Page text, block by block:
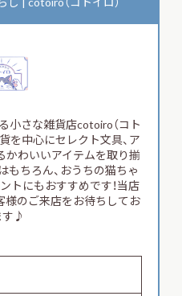
小さな雑貨店cotoiro（コト
を中心にセレクト文具、ア
かわいいアイテムを取り揃
もちろん、おうちの猫ちゃ
トにもおすすめです！当店
様のご来店をお待ちしてお
す♪